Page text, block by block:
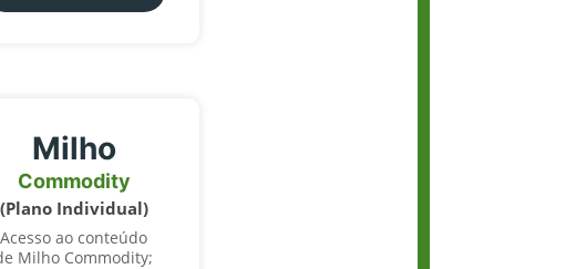
Milho
Commodity
(Plano Individual)
Acesso ao conteúdo
Milho Commodity;